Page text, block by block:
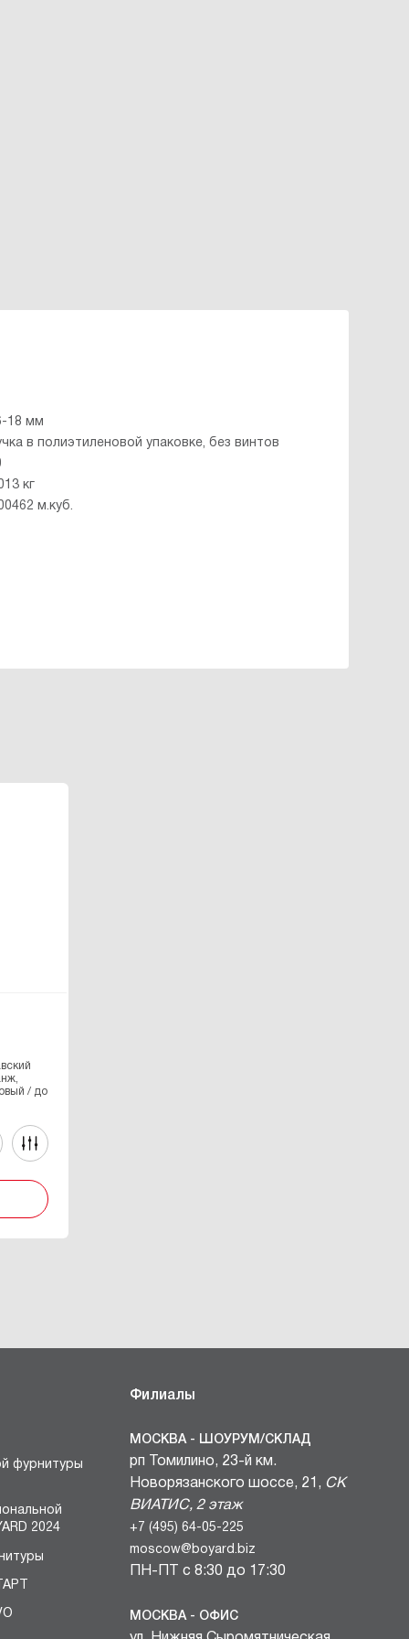
18 мм
в полиэтиленовой упаковке, без винтов
кг
м.куб.
/ до
фурнитуры
2024
Филиалы
МОСКВА - ШОУРУМ/СКЛАД
рп Томилино, 23-й км.
Новорязанского шоссе, 21, СК
ВИАТИС, 2 этаж
+7 (495) 64-05-225
moscow@boyard.biz
ПН-ПТ с 8:30 до 17:30
МОСКВА - ОФИС